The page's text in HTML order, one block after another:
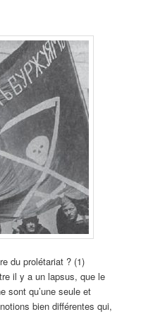
du prolétariat ? (1)
il y a un lapsus, que le
sont qu’une seule et
bien différentes qui,